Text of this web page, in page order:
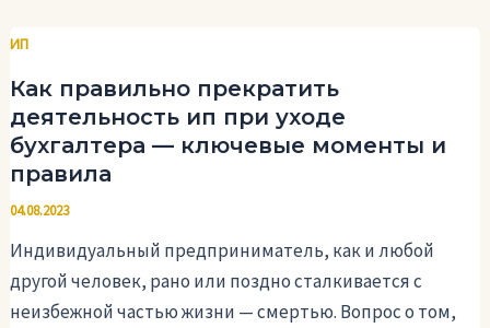
ИП
Как правильно прекратить
деятельность ип при уходе
бухгалтера — ключевые моменты и
правила
04.08.2023
Индивидуальный предприниматель, как и любой
другой человек, рано или поздно сталкивается с
неизбежной частью жизни — смертью. Вопрос о том,